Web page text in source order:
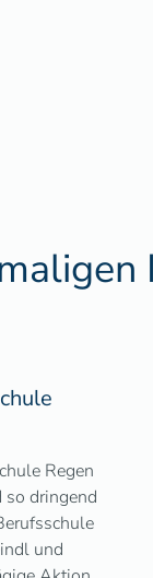
Regen
so dringend
und